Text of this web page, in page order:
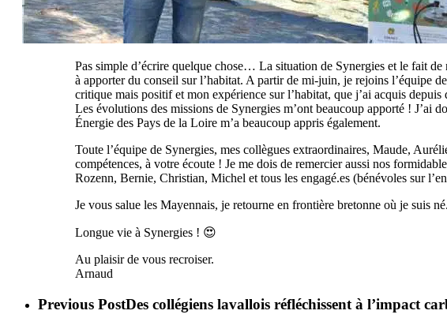
Pas simple d’écrire quelque chose… La situation de Synergies et le fait
à apporter du conseil sur l’habitat. A partir de mi-juin, je rejoins l’équipe
critique mais positif et mon expérience sur l’habitat, que j’ai acquis
Les évolutions des missions de Synergies m’ont beaucoup apporté ! J’ai
Énergie des Pays de la Loire m’a beaucoup appris également.
Toute l’équipe de Synergies, mes collègues extraordinaires, Maude,
compétences, à votre écoute ! Je me dois de remercier aussi nos
Rozenn, Bernie, Christian, Michel et tous les engagé.es (bénévoles sur
Je vous salue les Mayennais, je retourne en frontière bretonne où je suis né.
Longue vie à Synergies ! 😍
Au plaisir de vous recroiser.
Arnaud
Previous PostDes collégiens lavallois réfléchissent à l’impact